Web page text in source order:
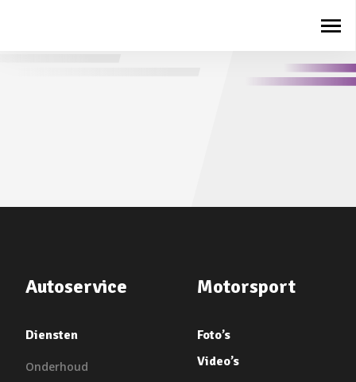
Autoservice
Diensten
Onderhoud
Motorsport
Foto’s
Video’s